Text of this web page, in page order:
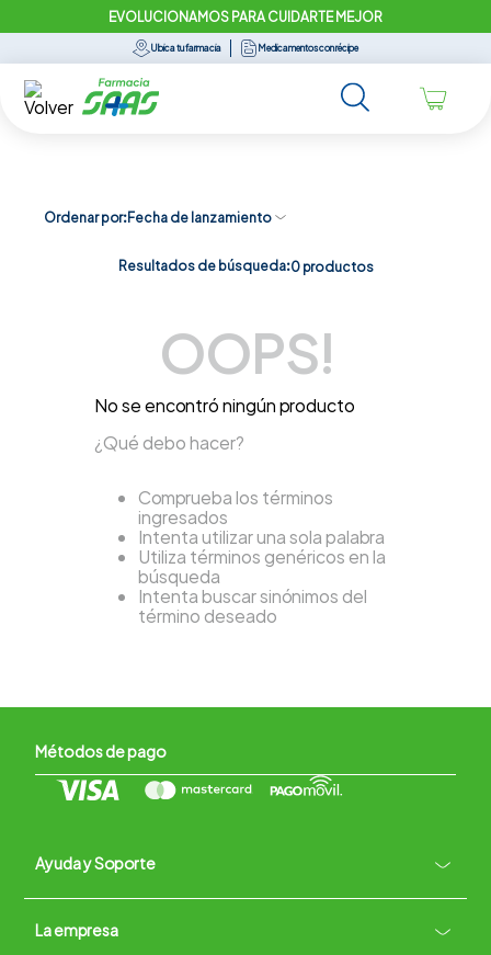
EVOLUCIONAMOS PARA CUIDARTE MEJOR
Ubica tu farmacia Medicamentos con récipe
Ordenar por Fecha de lanzamiento
Resultados de búsqueda:0 productos
OOPS!
No se encontró ningún producto
¿Qué debo hacer?
Comprueba los términos
ingresados
Intenta utilizar una sola palabra
Utiliza términos genéricos en la
búsqueda
Intenta buscar sinónimos del
término deseado
Métodos de pago
Ayuda y Soporte +
Contacto vía WhatsApp
Términos y condiciones
La empresa +